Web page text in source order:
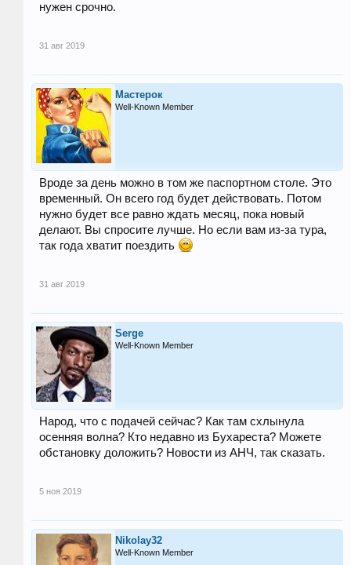
нужен срочно.
31 авг 2019
Мастерок
Well-Known Member
Вроде за день можно в том же паспортном столе. Это
временный. Он всего год будет действовать. Потом
нужно будет все равно ждать месяц, пока новый
делают. Вы спросите лучше. Но если вам из-за тура,
так года хватит поездить
31 авг 2019
Serge
Well-Known Member
Народ, что с подачей сейчас? Как там схлынула
осенняя волна? Кто недавно из Бухареста? Можете
обстановку доложить? Новости из АНЧ, так сказать.
5 ноя 2019
Nikolay32
Well-Known Member